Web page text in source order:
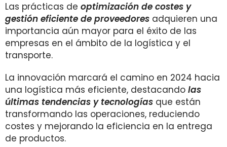
Las prácticas de optimización de costes y
gestión eficiente de proveedores adquieren una
importancia aún mayor para el éxito de las
empresas en el ámbito de la logística y el
transporte.
La innovación marcará el camino en 2024 hacia
una logística más eficiente, destacando las
últimas tendencias y tecnologías que están
transformando las operaciones, reduciendo
costes y mejorando la eficiencia en la entrega
de productos.